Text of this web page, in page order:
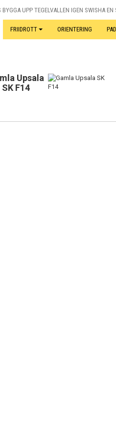
BYGGA UPP TEGELVALLEN IGEN SWISHA
FRIIDROTT ORIENTERING
Upsala
SK F14